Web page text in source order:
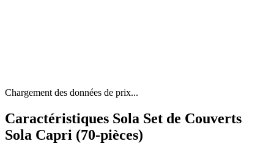
Chargement des données de prix...
Caractéristiques Sola Set de Couverts
Sola Capri (70-pièces)